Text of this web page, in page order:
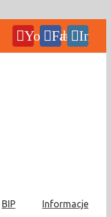
YouTubeFacebook
BIP Informacje